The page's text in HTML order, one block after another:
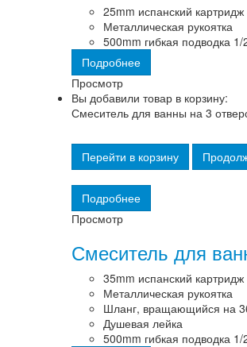
25mm испанский картридж
Металлическая рукоятка
500mm гибкая подводка 1/
Подробнее
Просмотр
Вы добавили товар в корзину:
Смеситель для ванны на 3
Перейти в корзину
Подробнее
Просмотр
Смеситель для
35mm испанский картридж
Металлическая рукоятка
Шланг, вращающийся на
Душевая лейка
500mm гибкая подводка 1/